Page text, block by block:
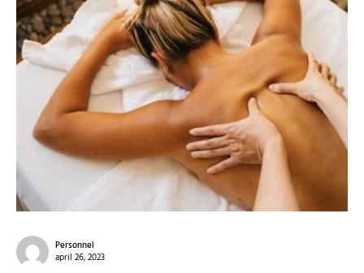
Personnel
april 26, 2023